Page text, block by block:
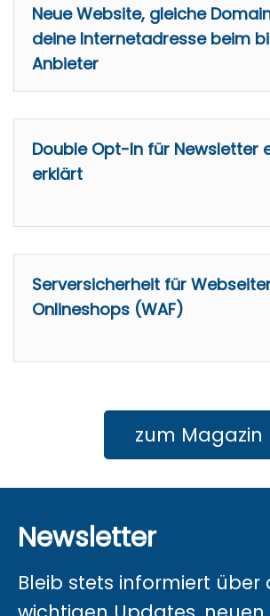
Neue Website, gleiche
deine Internetadresse beim
Anbieter
Double Opt-In für Newsletter
erklärt
Serversicherheit für
Onlineshops (WAF)
zum Magazin
Newsletter
Bleib stets informiert über